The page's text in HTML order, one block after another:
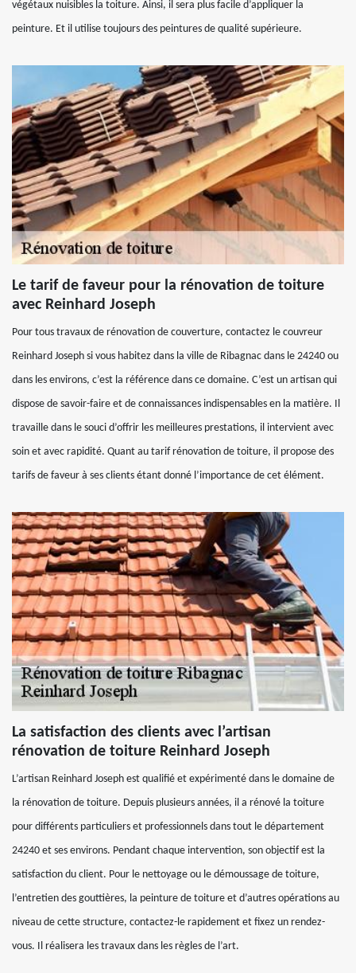
végétaux nuisibles la toiture. Ainsi, il sera plus facile d’appliquer la
peinture. Et il utilise toujours des peintures de qualité supérieure.
Le tarif de faveur pour la rénovation de toiture
avec Reinhard Joseph
Pour tous travaux de rénovation de couverture, contactez le couvreur
Reinhard Joseph si vous habitez dans la ville de Ribagnac dans le 24240 ou
dans les environs, c’est la référence dans ce domaine. C’est un artisan qui
dispose de savoir-faire et de connaissances indispensables en la matière. Il
travaille dans le souci d’offrir les meilleures prestations, il intervient avec
soin et avec rapidité. Quant au tarif rénovation de toiture, il propose des
tarifs de faveur à ses clients étant donné l’importance de cet élément.
La satisfaction des clients avec l’artisan
rénovation de toiture Reinhard Joseph
L’artisan Reinhard Joseph est qualifié et expérimenté dans le domaine de
la rénovation de toiture. Depuis plusieurs années, il a rénové la toiture
pour différents particuliers et professionnels dans tout le département
24240 et ses environs. Pendant chaque intervention, son objectif est la
satisfaction du client. Pour le nettoyage ou le démoussage de toiture,
l’entretien des gouttières, la peinture de toiture et d’autres opérations au
niveau de cette structure, contactez-le rapidement et fixez un rendez-
vous. Il réalisera les travaux dans les règles de l’art.